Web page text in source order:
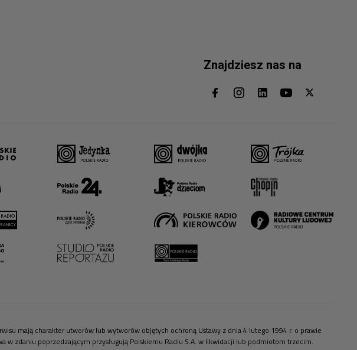
Znajdziesz nas na
mają charakter utworów lub wytworów objętych ochroną Ustawy z dnia 4 lutego 1994 r. o prawie
w zdaniu poprzedzającym przysługują Polskiemu Radiu S.A. w likwidacji lub podmiotom trzecim.